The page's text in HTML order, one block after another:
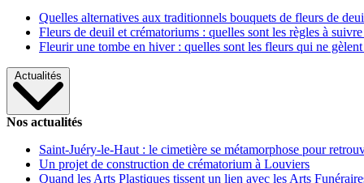
Quelles alternatives aux traditionnels bouquets de fleurs de
Fleurs de deuil et crématoriums : quelles sont les règles à
Fleurir une tombe en hiver : quelles sont les fleurs qui ne gèlent
Actualités
Nos actualités
Saint-Juéry-le-Haut : le cimetière se métamorphose pour
Un projet de construction de crématorium à Louviers
Quand les Arts Plastiques tissent un lien avec les Arts